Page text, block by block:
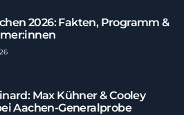
2026: Fakten, Programm &
Max Kühner & Cooley
Aachen-Generalprobe